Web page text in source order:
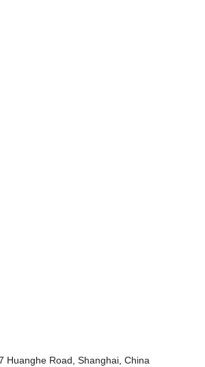
Huanghe Road, Shanghai, China